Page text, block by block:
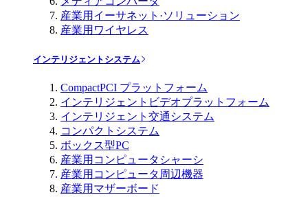
産業用イーサネット·ソリューション
産業用ワイヤレス
インテリジェントシステム
CompactPCI プラットフォーム
インテリジェントビデオプラットフォーム
インテリジェント交通システム
コンパクトシステム
ボックス型PC
産業用コンピュータシャーシ
産業用コンピュータ周辺機器
産業用マザーボード